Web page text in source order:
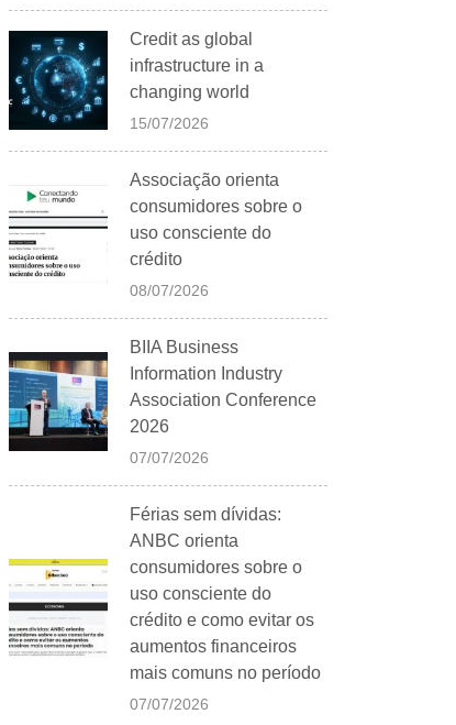
Credit as global
infrastructure in a
changing world
15/07/2026
Associação orienta
consumidores sobre o
uso consciente do
crédito
08/07/2026
BIIA Business
Information Industry
Association Conference
2026
07/07/2026
Férias sem dívidas:
ANBC orienta
consumidores sobre o
uso consciente do
crédito e como evitar os
aumentos financeiros
mais comuns no período
07/07/2026